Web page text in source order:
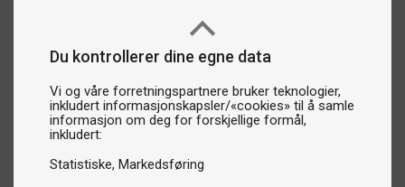
Du kontrollerer dine egne data
Vi og våre forretningspartnere bruker teknologier,
inkludert informasjonskapsler/«cookies» til å samle
informasjon om deg for forskjellige formål,
inkludert:
Statistiske Markedsføring